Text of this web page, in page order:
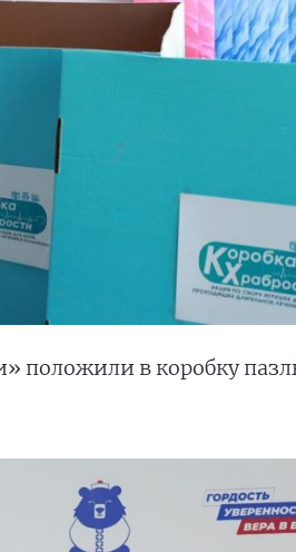
положили в коробку